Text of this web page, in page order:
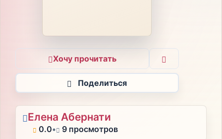
Хочу прочитать
Поделиться
Елена Абернати
0.0• 9 просмотров